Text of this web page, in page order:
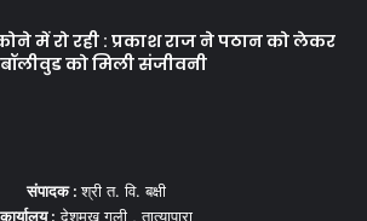
में रो रही : प्रकाश राज ने पठान को लेकर
को मिली संजीवनी
संपादक :श्री त. वि. बक्षी
कार्यालय : देशमुख गली , तात्यापारा